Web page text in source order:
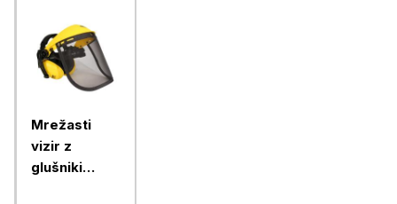
Mrežasti
vizir z
glušniki